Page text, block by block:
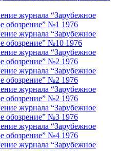
журнала “Зарубежное
обозрение” №1 1976
журнала “Зарубежное
обозрение” №10 1976
журнала “Зарубежное
обозрение” №2 1976
журнала “Зарубежное
обозрение” №2 1976
журнала “Зарубежное
обозрение” №2 1976
журнала “Зарубежное
обозрение” №3 1976
журнала “Зарубежное
обозрение” №4 1976
журнала “Зарубежное